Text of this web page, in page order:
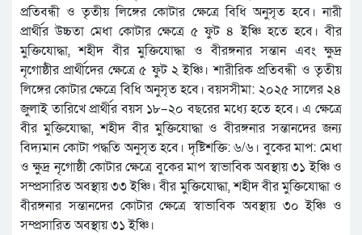
প্রতিবন্ধী ও তৃতীয় লিঙ্গের কোটার ক্ষেত্রে বিধি অনুসৃত হবে। নারী
প্রার্থীর উচ্চতা মেধা কোটার ক্ষেত্রে ৫ ফুট ৪ ইঞ্চি হতে হবে। বীর
মুক্তিযোদ্ধা, শহীদ বীর মুক্তিযোদ্ধা ও বীরঙ্গনার সন্তান এবং ক্ষুদ্র
নৃগোষ্ঠীর প্রার্থীদের ক্ষেত্রে ৫ ফুট ২ ইঞ্চি। শারীরিক প্রতিবন্ধী ও তৃতীয়
লিঙ্গের কোটার ক্ষেত্রে বিধি অনুসৃত হবে। বয়সসীমা: ২০২৫ সালের ২৪
জুলাই তারিখে প্রার্থীর বয়স ১৮–২০ বছরের মধ্যে হতে হবে। এ ক্ষেত্রে
বীর মুক্তিযোদ্ধা, শহীদ বীর মুক্তিযোদ্ধা ও বীরঙ্গনার সন্তানদের জন্য
বিদ্যমান কোটা পদ্ধতি অনুসৃত হবে। দৃষ্টিশক্তি: ৬/৬। বুকের মাপ: মেধা
ও ক্ষুদ্র নৃগোষ্ঠী কোটার ক্ষেত্রে বুকের মাপ স্বাভাবিক অবস্থায় ৩১ ইঞ্চি ও
সম্প্রসারিত অবস্থায় ৩৩ ইঞ্চি। বীর মুক্তিযোদ্ধা, শহীদ বীর মুক্তিযোদ্ধা ও
বীরঙ্গনার সন্তানদের কোটার ক্ষেত্রে স্বাভাবিক অবস্থায় ৩০ ইঞ্চি ও
সম্প্রসারিত অবস্থায় ৩১ ইঞ্চি।